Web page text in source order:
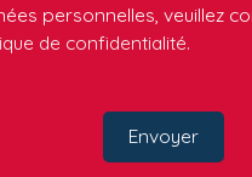
personnelles, veuillez
de confidentialité.
Envoyer